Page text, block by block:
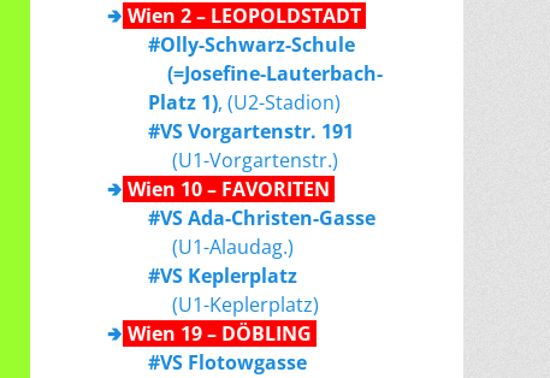
🢂 Wien 2 – LEOPOLDSTADT
#Olly-Schwarz-Schule
(=Josefine-Lauterbach-
Platz 1), (U2-Stadion)
#VS Vorgartenstr. 191
(U1-Vorgartenstr.)
🢂 Wien 10 – FAVORITEN
#VS Ada-Christen-Gasse
(U1-Alaudag.)
#VS Keplerplatz
(U1-Keplerplatz)
🢂 Wien 19 – DÖBLING
#VS Flotowgasse